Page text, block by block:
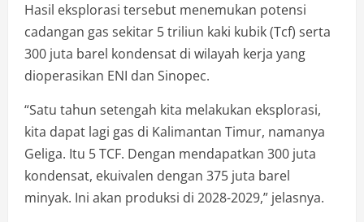
Hasil eksplorasi tersebut menemukan potensi
cadangan gas sekitar 5 triliun kaki kubik (Tcf) serta
300 juta barel kondensat di wilayah kerja yang
dioperasikan ENI dan Sinopec.
“Satu tahun setengah kita melakukan eksplorasi,
kita dapat lagi gas di Kalimantan Timur, namanya
Geliga. Itu 5 TCF. Dengan mendapatkan 300 juta
kondensat, ekuivalen dengan 375 juta barel
minyak. Ini akan produksi di 2028-2029,” jelasnya.